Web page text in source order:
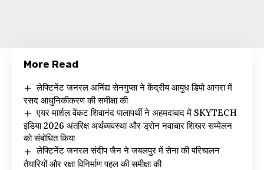
More Read
लेफ्टिनेंट जनरल अनिंद्य सेनगुप्ता ने केंद्रीय आयुध डिपो आगरा में
रसद आधुनिकीकरण की समीक्षा की
एयर मार्शल वेंकट शिवानंद पालापर्थी ने अहमदाबाद में SKYTECH
इंडिया 2026 अंतरिक्ष अर्थव्यवस्था और ड्रोन नवाचार शिखर सम्मेलन
को संबोधित किया
लेफ्टिनेंट जनरल संदीप जैन ने जबलपुर में सेना की परिचालन
तैयारियों और रक्षा विनिर्माण पहल की समीक्षा की